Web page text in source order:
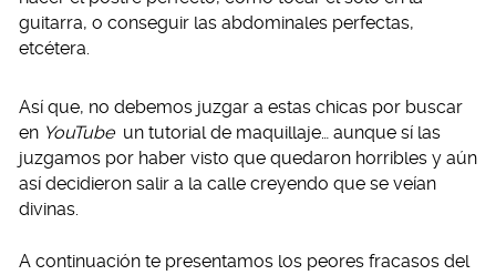
guitarra, o conseguir las abdominales perfectas,
etcétera.
Así que, no debemos juzgar a estas chicas por buscar
en YouTube un tutorial de maquillaje… aunque sí las
juzgamos por haber visto que quedaron horribles y aún
así decidieron salir a la calle creyendo que se veían
divinas.
A continuación te presentamos los peores fracasos del